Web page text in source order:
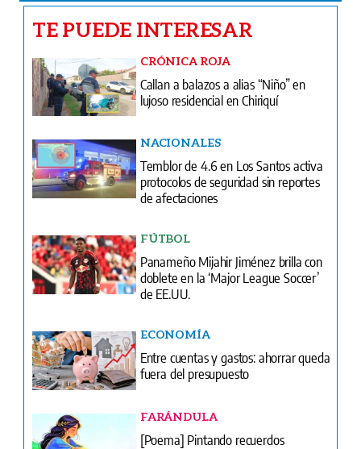
TE PUEDE INTERESAR
CRÓNICA ROJA
Callan a balazos a alias “Niño” en
lujoso residencial en Chiriquí
NACIONALES
Temblor de 4.6 en Los Santos activa
protocolos de seguridad sin reportes
de afectaciones
FÚTBOL
Panameño Mijahir Jiménez brilla con
doblete en la ‘Major League Soccer’
de EE.UU.
ECONOMÍA
Entre cuentas y gastos: ahorrar queda
fuera del presupuesto
FARÁNDULA
[Poema] Pintando recuerdos